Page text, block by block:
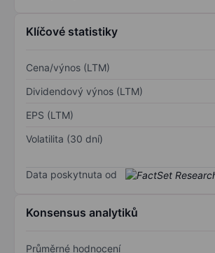
Klíčové statistiky
Cena/výnos (LTM)
Dividendový výnos (LTM)
EPS (LTM)
Volatilita (30 dní)
Data poskytnuta od
Konsensus analytiků
Průměrné hodnocení